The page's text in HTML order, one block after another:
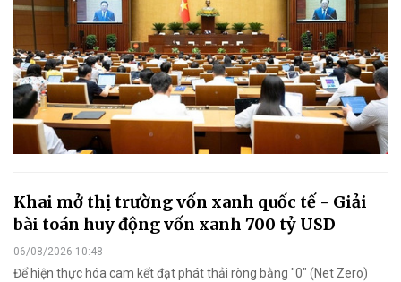
Khai mở thị trường vốn xanh quốc tế - Giải
bài toán huy động vốn xanh 700 tỷ USD
06/08/2026 10:48
Để hiện thực hóa cam kết đạt phát thải ròng bằng "0" (Net Zero)